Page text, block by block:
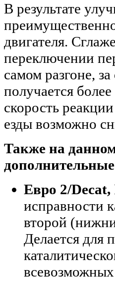
В результате
двигателя.
переключении
самом разгоне,
получается
скорость
езды возможно
Также на
Евро 2/Decat,
исправности
второй
Делается для